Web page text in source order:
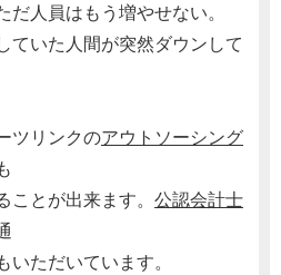
人員はもう増やせない。
ていた人間が突然ダウンして
ツリンクのアウトソーシング
とが出来ます。 公認会計士
いただいています。